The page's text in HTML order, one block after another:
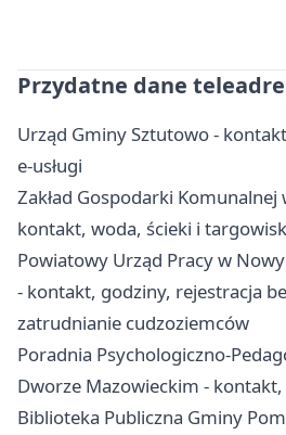
Przydatne dane
Urząd Gminy Sztutowo -
e-usługi
Zakład Gospodarki
kontakt, woda, ścieki i
Powiatowy Urząd Pracy w
- kontakt, godziny, rejestracja
zatrudnianie cudzoziemców
Poradnia Psychologiczno-
Dworze Mazowieckim -
Biblioteka Publiczna Gminy